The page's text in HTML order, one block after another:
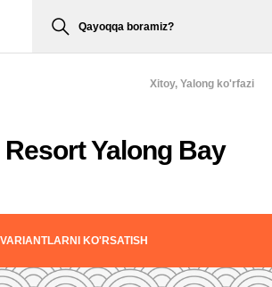
Qayoqqa boramiz?
Resort Yalong Bay
Xitoy, Yalong ko'rfazi
VARIANTLARNI KO'RSATISH